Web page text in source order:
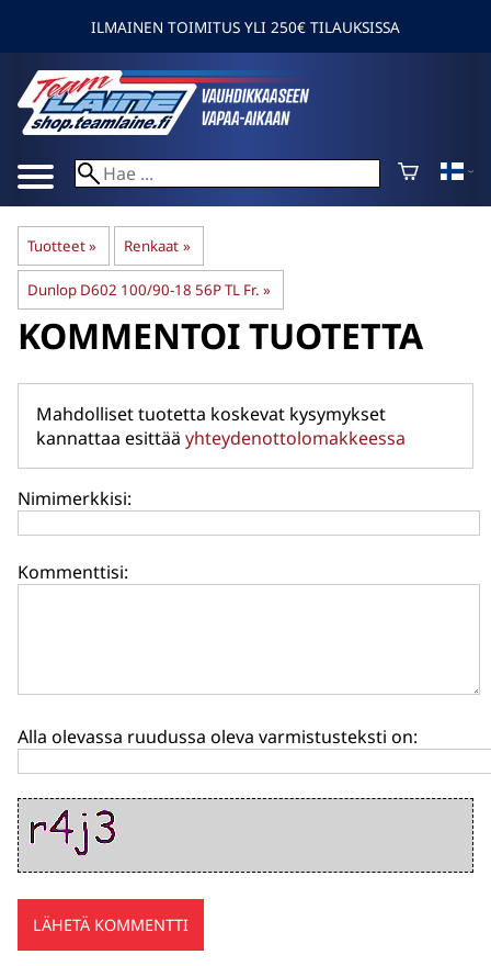
ILMAINEN TOIMITUS YLI 250€ TILAUKSISSA
Tuotteet‪» Renkaat ‪»
Dunlop D602 100/90-18 56P TL Fr. ‪»
KOMMENTOI TUOTETTA
Mahdolliset tuotetta koskevat kysymykset
kannattaa esittää yhteydenottolomakkeessa
Nimimerkkisi:
Kommenttisi:
Alla olevassa ruudussa oleva varmistusteksti on: